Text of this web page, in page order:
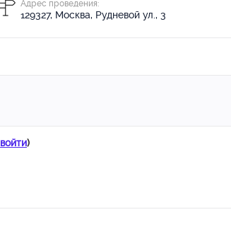
Адрес проведения:
129327, Москва, Рудневой ул., 3
войти)